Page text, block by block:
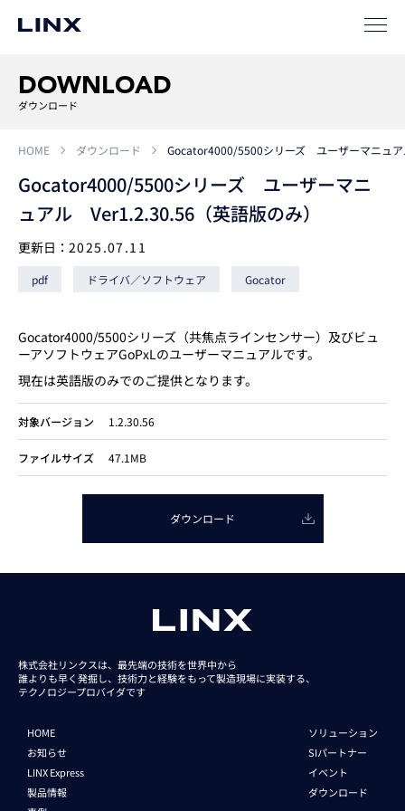
SIパートナー
新卒 採用
DOWNLOAD
ダウンロード
HOME ダウンロード Gocator4000/5500シリーズ ユーザーマニュ
Gocator4000/5500シリーズ ユーザーマニ
ュアル Ver1.2.30.56（英語版のみ）
更新日： 2025.07.11
pdf ドライバ／ソフトウェア Gocator
Gocator4000/5500シリーズ（共焦点ラインセンサー）及びビュ
ーアソフトウェアGoPxLのユーザーマニュアルです。
現在は英語版のみでのご提供となります。
対象バージョン 1.2.30.56
ファイルサイズ 47.1MB
ダウンロード
株式会社リンクスは、最先端の技術を世界中から
誰よりも早く発掘し、技術力と経験をもって製造現場に実装する、
テクノロジープロバイダです
HOME
お知らせ
LINX Express
製品情報
ソリューション
SIパートナー
イベント
ダウンロード